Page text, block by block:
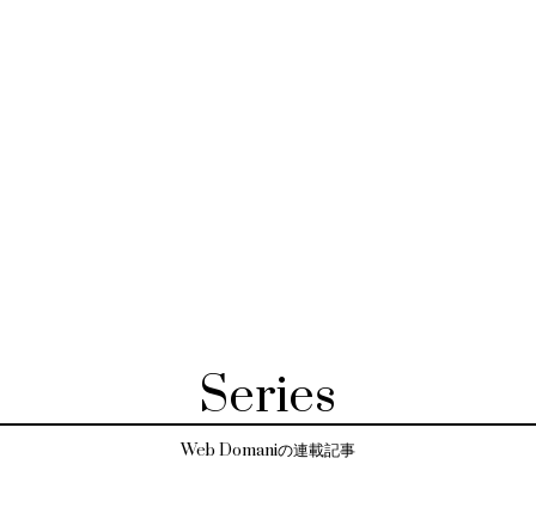
Series
Web Domaniの連載記事